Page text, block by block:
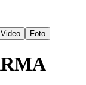
Video Foto